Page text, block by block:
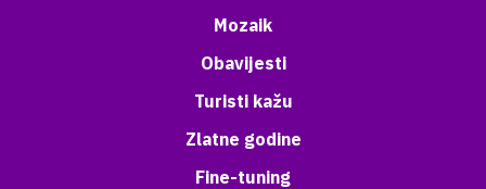
Mozaik
Obavijesti
Turisti kažu
Zlatne godine
Fine-tuning